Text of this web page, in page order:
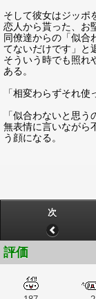
そして彼女はジッポ
恋人から貰った、お
同僚達からの「似合
てないだけです」と
そういう時でも照れ
ある。
「相変わらずそれ使
「似合わないと思う
無表情に言いながら
う顔になる。
次
評価